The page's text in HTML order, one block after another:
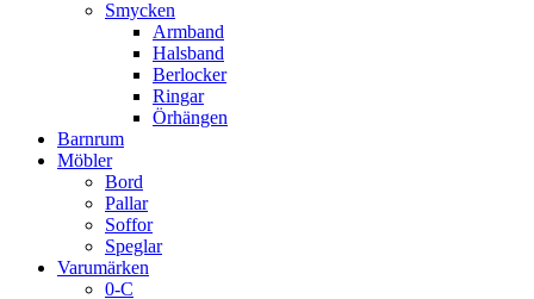
Smycken
Armband
Halsband
Berlocker
Ringar
Örhängen
Barnrum
Möbler
Bord
Pallar
Soffor
Speglar
Varumärken
0-C